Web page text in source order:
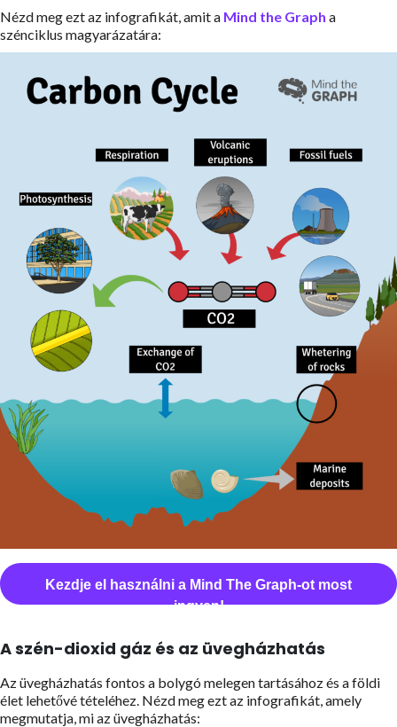
Nézd meg ezt az infografikát, amit a Mind the Graph a
szénciklus magyarázatára:
Kezdje el használni a Mind The Graph-ot most
ingyen!
A szén-dioxid gáz és az üvegházhatás
Az üvegházhatás fontos a bolygó melegen tartásához és a földi
élet lehetővé tételéhez. Nézd meg ezt az infografikát, amely
megmutatja, mi az üvegházhatás: